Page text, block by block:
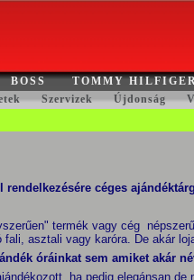
BOSS
TOMMY
Szervizek Újdonság
céges
termék vagy cég
fali, asztali vagy karóra. De akár
óráinkat sem amiket akár
ha pedig elegánsan